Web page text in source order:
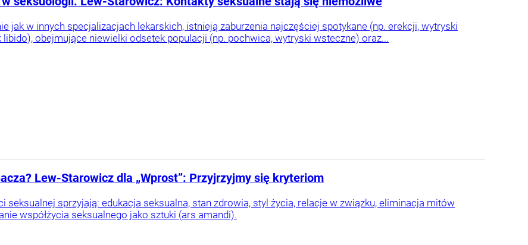
jak w innych specjalizacjach lekarskich, istnieją zaburzenia najczęściej spotykane (np. erekcji, wytryski
libido), obejmujące niewielki odsetek populacji (np. pochwica, wytryski wsteczne) oraz...
Lew-Starowicz dla „Wprost”: Przyjrzyjmy się kryteriom
seksualnej sprzyjają: edukacja seksualna, stan zdrowia, styl życia, relacje w związku, eliminacja mitów
współżycia seksualnego jako sztuki (ars amandi).